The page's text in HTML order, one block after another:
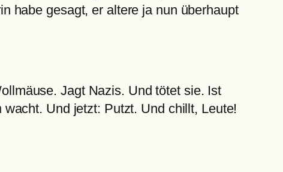
habe gesagt, er altere ja nun überhaupt
Jagt Nazis. Und tötet sie. Ist
Und jetzt: Putzt. Und chillt, Leute!